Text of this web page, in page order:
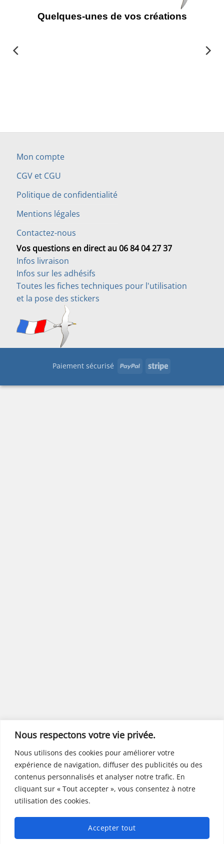
Nous respectons votre vie privée.
Nous utilisons des cookies pour améliorer votre
expérience de navigation, diffuser des publicités ou des
contenus personnalisés et analyser notre trafic. En
cliquant sur « Tout accepter », vous consentez à notre
utilisation des cookies.
Accepter tout
Quelques-unes de vos créations
Mon compte
CGV et CGU
Politique de confidentialité
Mentions légales
Contactez-nous
Vos questions en direct au 06 84 04 27 37
Infos livraison
Infos sur les adhésifs
Toutes les fiches techniques pour l'utilisation
et la pose des stickers
Paiement sécurisé PayPal Stripe